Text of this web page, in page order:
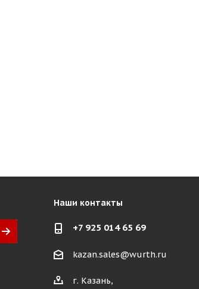
Наши контакты
+7 925 014 65 69
kazan.sales@wurth.ru
г. Казань,